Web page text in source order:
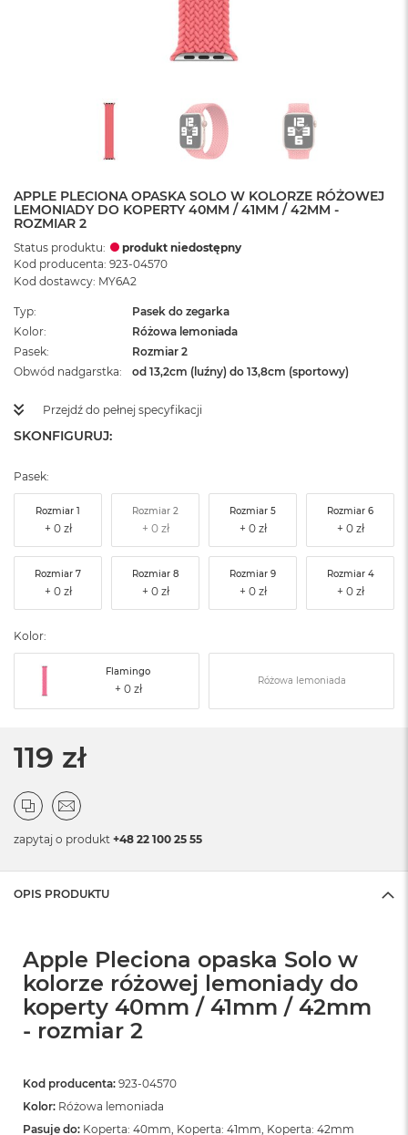
APPLE PLECIONA OPASKA SOLO W KOLORZE RÓŻOWEJ
LEMONIADY DO KOPERTY 40MM / 41MM / 42MM -
ROZMIAR 2
Status produktu:
produkt niedostępny
Kod producenta: 923-04570
Kod dostawcy: MY6A2
Typ
Pasek do zegarka
Kolor
Różowa lemoniada
Pasek
Rozmiar 2
Obwód nadgarstka
od 13,2cm (luźny) do 13,8cm (sportowy)
Przejdź do pełnej specyfikacji
SKONFIGURUJ:
Pasek:
Rozmiar 1 Rozmiar 2 Rozmiar 5 Rozmiar 6
Rozmiar 7 Rozmiar 8 Rozmiar 9 Rozmiar 4
Kolor:
Flamingo
Różowa lemoniada
119 zł
zapytaj o produkt +48 22 100 25 55
OPIS PRODUKTU
Apple Pleciona opaska Solo w
kolorze różowej lemoniady do
koperty 40mm / 41mm / 42mm
- rozmiar 2
Kod producenta: 923-04570
Kolor: Różowa lemoniada
Pasuje do: Koperta: 40mm, Koperta: 41mm, Koperta: 42mm